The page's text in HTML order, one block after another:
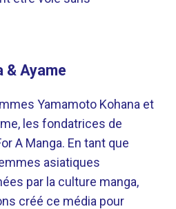
& Ayame
Yamamoto Kohana et
les fondatrices de
A Manga. En tant que
asiatiques
par la culture manga,
créé ce média pour